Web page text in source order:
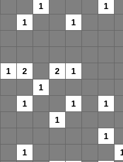
1
1
1
1
1 2 2
1
1
1 1
1
1
1
1